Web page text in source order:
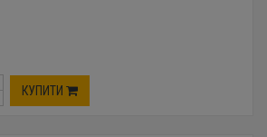
КУПИТИ